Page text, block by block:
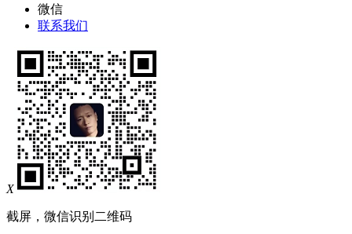
微信
联系我们
X
截屏，微信识别二维码